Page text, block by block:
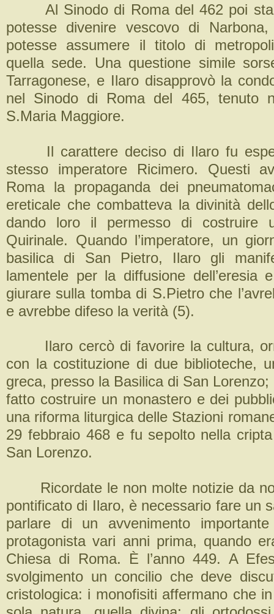
Al Sinodo di Roma del 462 poi
potesse divenire vescovo di
potesse assumere il titolo di
quella sede. Una questione simile
Tarragonese, e Ilaro disapprovò la
nel Sinodo di Roma del 465, tenuto
S.Maria Maggiore.
Il carattere deciso di Ilaro fu
stesso imperatore Ricimero. Questi
Roma la propaganda dei
ereticale che combatteva la divinità
dando loro il permesso di costruire
Quirinale. Quando l’imperatore, un
basilica di San Pietro, Ilaro gli
lamentele per la diffusione dell’eresia
giurare sulla tomba di S.Pietro che
e avrebbe difeso la verità (5).
Ilaro cercò di favorire la cultura,
con la costituzione di due biblioteche,
greca, presso la Basilica di San
fatto costruire un monastero e dei
una riforma liturgica delle Stazioni
29 febbraio 468 e fu sepolto nella
San Lorenzo.
Ricordate le non molte notizie da
pontificato di Ilaro, è necessario fare un
parlare di un avvenimento
protagonista vari anni prima, quando
Chiesa di Roma. È l’anno 449. A
svolgimento un concilio che deve
cristologica: i monofisiti affermano che